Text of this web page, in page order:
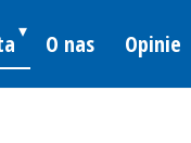
O nas Opinie